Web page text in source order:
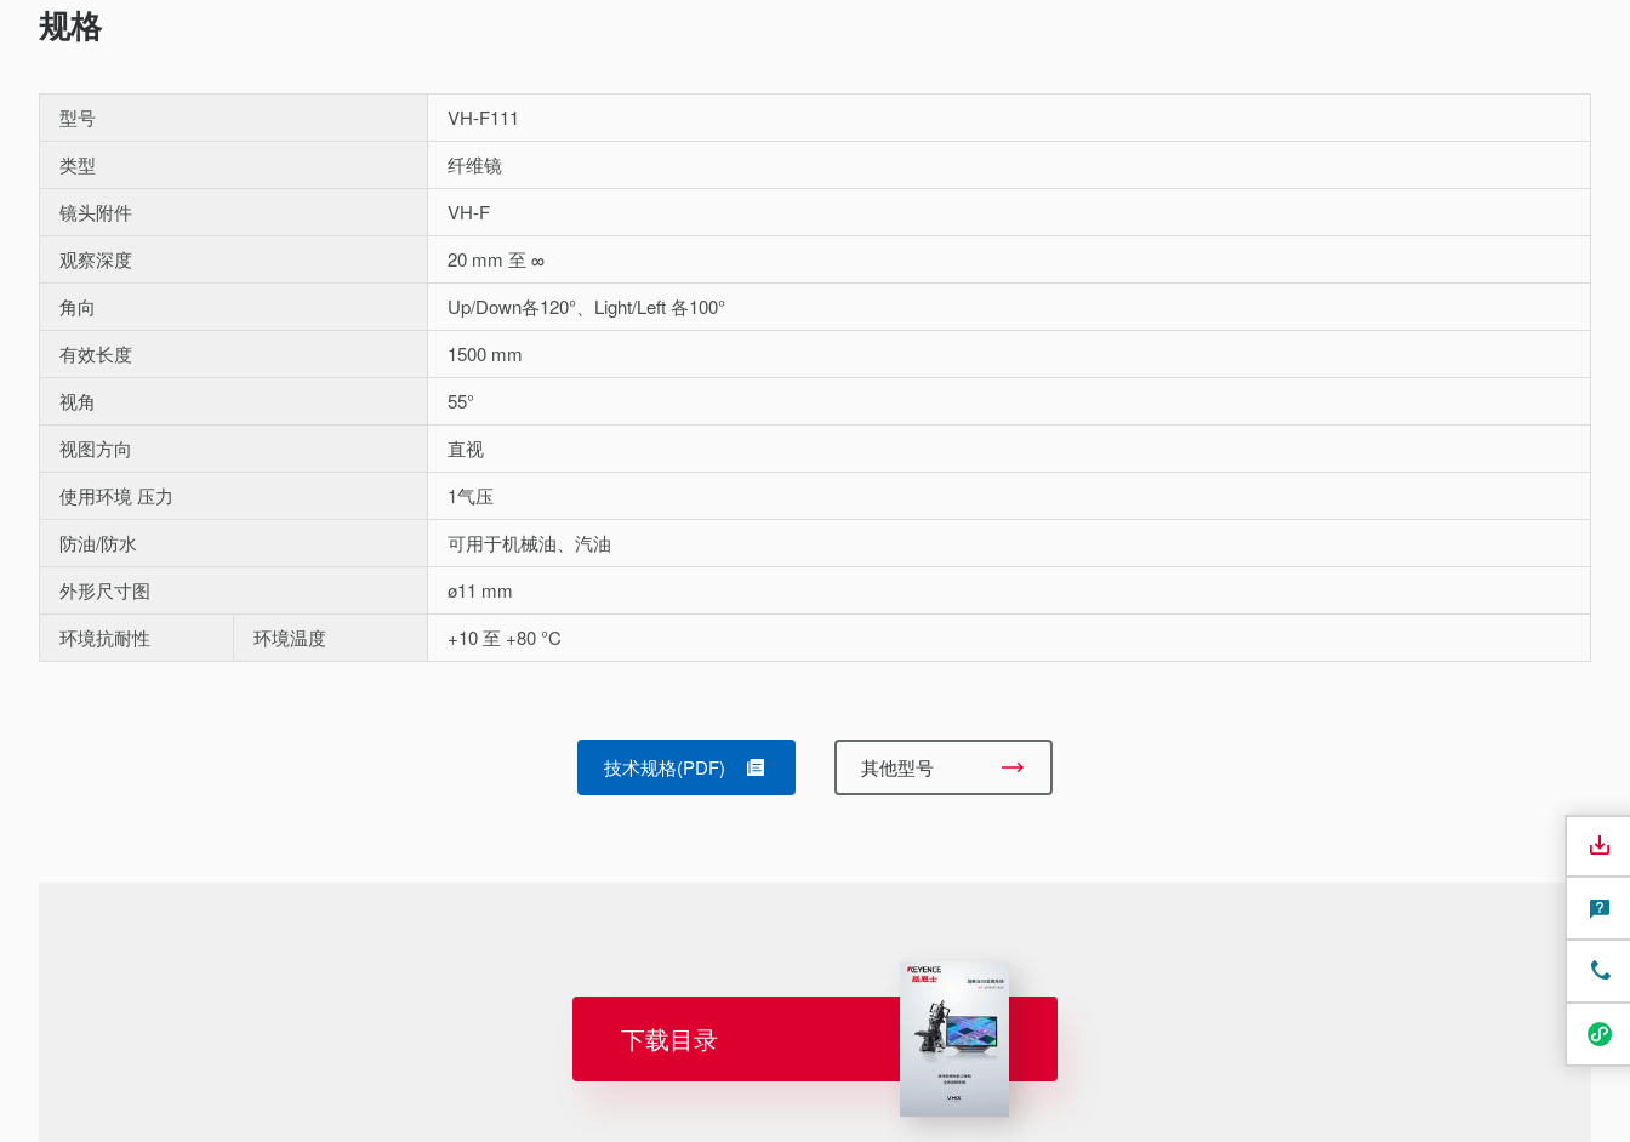
规格
型号
VH-F111
类型
纤维镜
镜头附件
VH-F
观察深度
20 mm 至 ∞
角向
Up/Down各120°、Light/Left 各100°
有效长度
1500 mm
视角
55°
视图方向
直视
使用环境 压力
1气压
防油/防水
可用于机械油、汽油
外形尺寸图
ø11 mm
环境抗耐性
环境温度 +10 至 +80 °C
技术规格(PDF) 其他型号
下载目录